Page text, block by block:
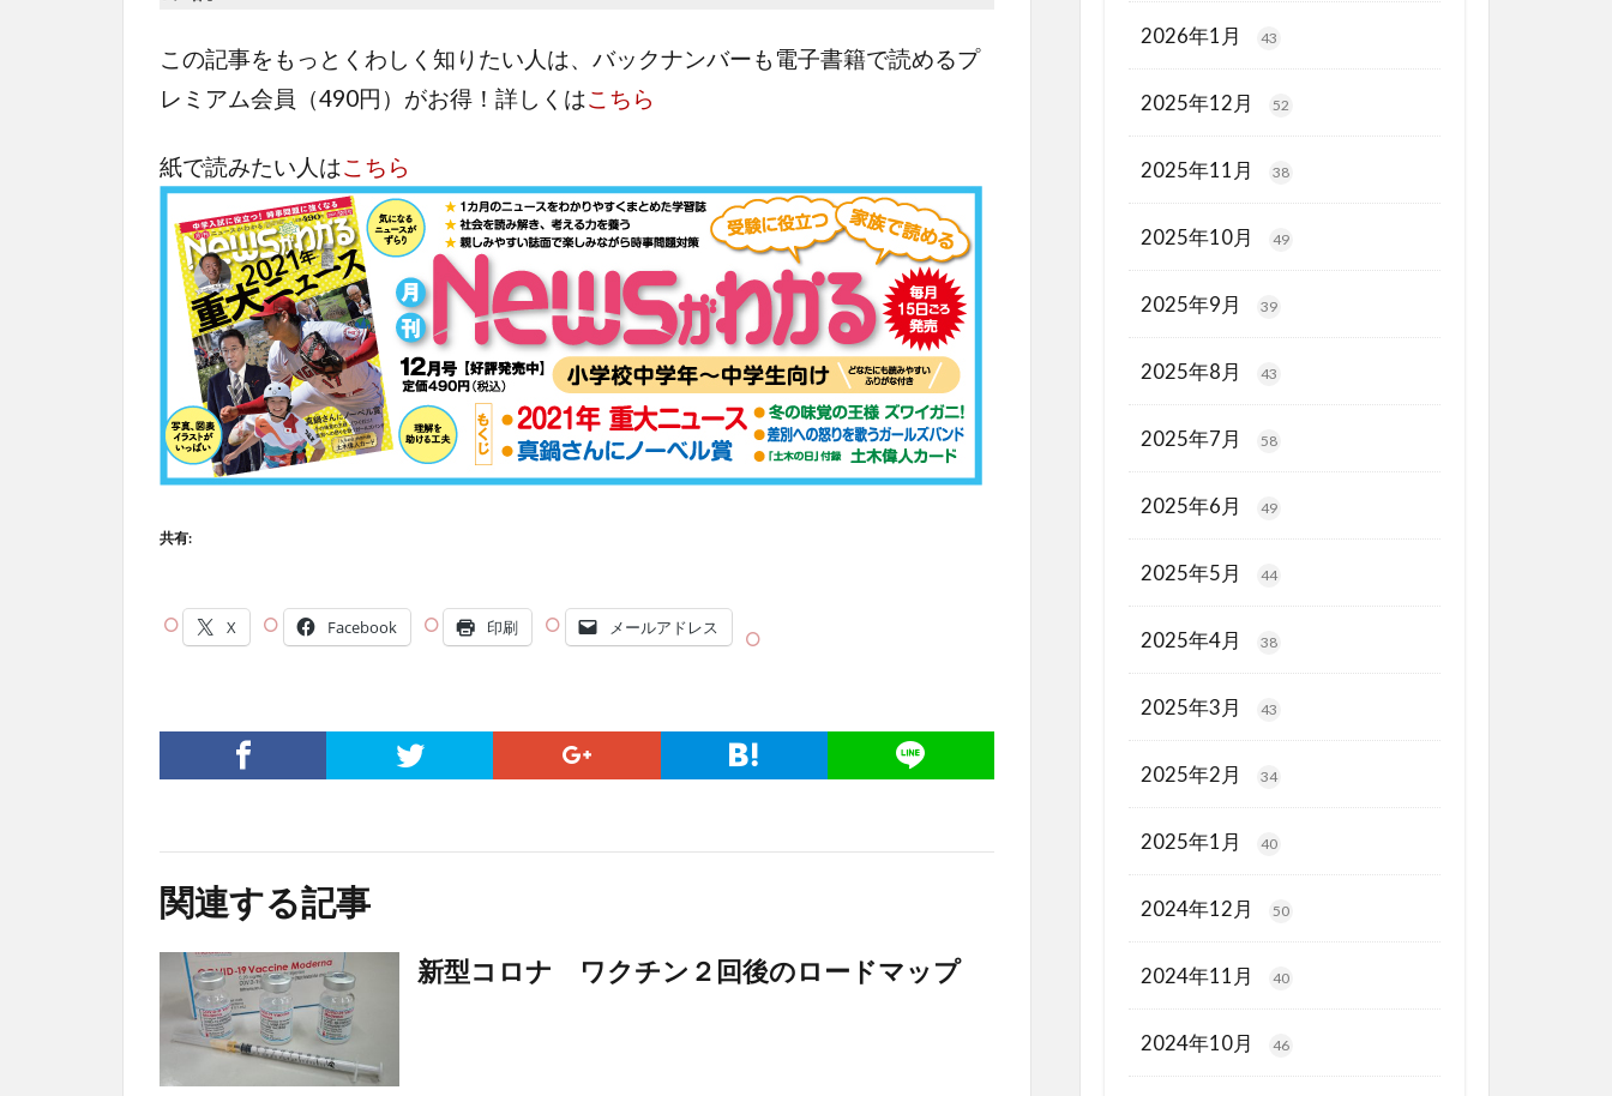
この記事をもっとくわしく知りたい人は、バックナンバーも電子書籍で読めるプ
レミアム会員（490円）がお得！詳しくはこちら
紙で読みたい人はこちら
共有:
X Facebook 印刷 メールアドレス
関連する記事
新型コロナ ワクチン２回後のロードマップ
2026年1月 43
2025年12月 52
2025年11月 38
2025年10月 49
2025年9月 39
2025年8月 43
2025年7月 58
2025年6月 49
2025年5月 44
2025年4月 38
2025年3月 43
2025年2月 34
2025年1月 40
2024年12月 50
2024年11月 40
2024年10月 46